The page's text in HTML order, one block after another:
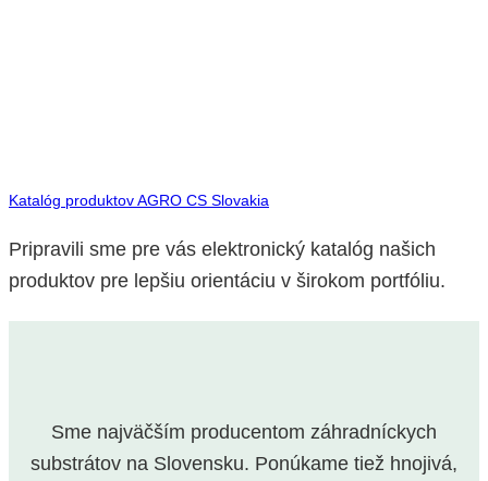
Katalóg produktov AGRO CS Slovakia
Pripravili sme pre vás elektronický katalóg našich
produktov pre lepšiu orientáciu v širokom portfóliu.
Sme najväčším producentom záhradníckych
substrátov na Slovensku. Ponúkame tiež hnojivá,